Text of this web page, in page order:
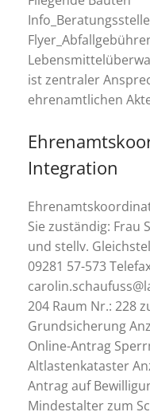
ist zentraler
ehrenamtlichen
Integration
Sie zuständig: Frau
und stellv.
09281 57-573
204 Raum Nr.: 228
Grundsicherung
Online-Antrag
Altlastenkataster
Antrag auf
Mindestalter zum